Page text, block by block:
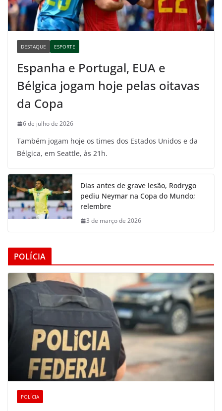
DESTAQUE ESPORTE
Espanha e Portugal, EUA e
Bélgica jogam hoje pelas oitavas
da Copa
6 de julho de 2026
Também jogam hoje os times dos Estados Unidos e da
Bélgica, em Seattle, às 21h.
Dias antes de grave lesão, Rodrygo
pediu Neymar na Copa do Mundo;
relembre
3 de março de 2026
POLÍCIA
POLÍCIA